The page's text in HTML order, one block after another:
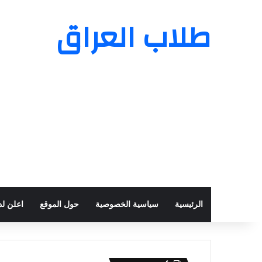
طلاب العراق
الرئيسية سياسية الخصوصية حول الموقع اعلن